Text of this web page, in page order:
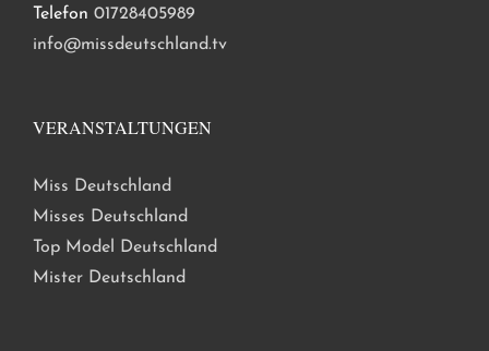
Telefon 01728405989
info@missdeutschland.tv
VERANSTALTUNGEN
Miss Deutschland
Misses Deutschland
Top Model Deutschland
Mister Deutschland